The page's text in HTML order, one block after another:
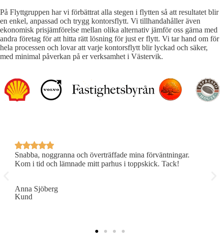
På Flyttgruppen har vi förbättrat alla stegen i flytten så att resultatet blir
en enkel, anpassad och trygg kontorsflytt. Vi tillhandahåller även
ekonomisk prisjämförelse mellan olika alternativ jämför oss gärna med
andra företag för att hitta rätt lösning för just er flytt. Vi tar hand om för
hela processen och lovar att varje kontorsflytt blir lyckad och säker,
med minimal påverkan på er verksamhet i Västervik.
Snabba, noggranna och överträffade mina förväntningar.
Kom i tid och lämnade mitt parhus i toppskick. Tack!
Anna Sjöberg
Kund